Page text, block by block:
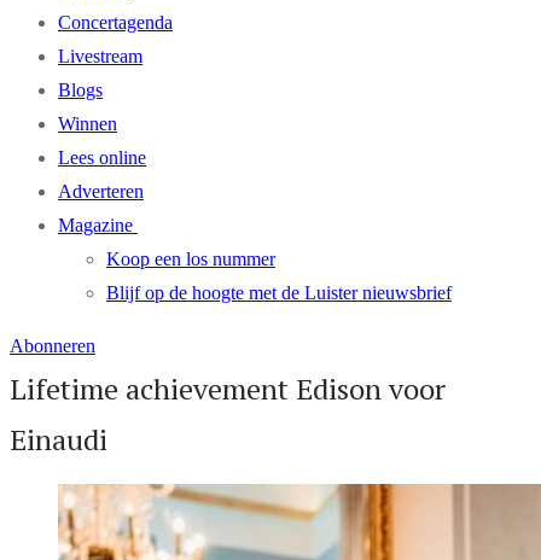
Concertagenda
Livestream
Blogs
Winnen
Lees online
Adverteren
Magazine
Koop een los nummer
Blijf op de hoogte met de Luister nieuwsbrief
Abonneren
Lifetime achievement Edison voor
Einaudi